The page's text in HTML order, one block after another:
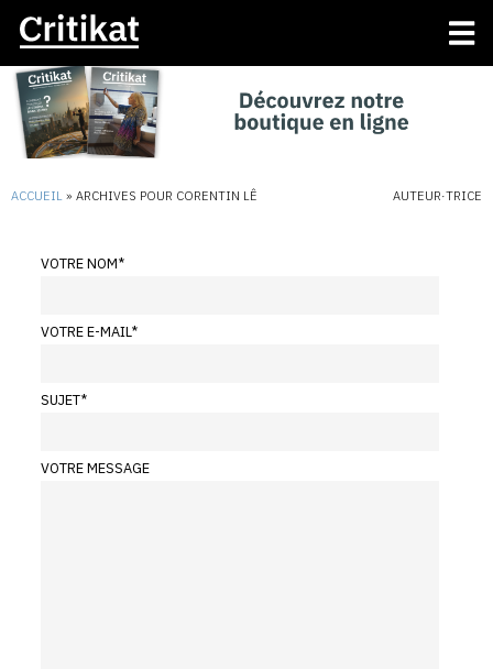
ACCUEIL » ARCHIVES POUR CORENTIN LÊ AUTEUR·TRICE
VOTRE NOM*
VOTRE E-MAIL*
SUJET*
VOTRE MESSAGE